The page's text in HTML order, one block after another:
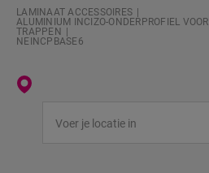
LAMINAAT ACCESSOIRES
ALUMINIUM INCIZO-ONDERPROFIEL VOOR
TRAPPEN
NEINCPBASE6